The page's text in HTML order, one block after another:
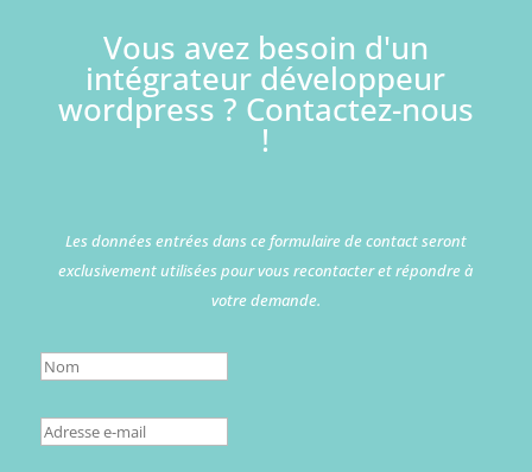
Vous avez besoin d'un
intégrateur développeur
wordpress ? Contactez-nous
!
Les données entrées dans ce formulaire de contact seront
exclusivement utilisées pour vous recontacter et répondre à
votre demande.